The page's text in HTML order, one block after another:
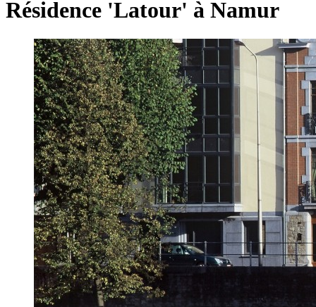
Résidence 'Latour' à Namur